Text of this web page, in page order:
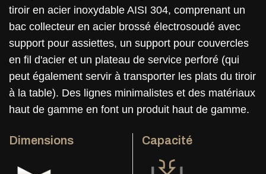
tiroir en acier inoxydable AISI 304, comprenant un
bac collecteur en acier brossé électrosoudé avec
support pour assiettes, un support pour couvercles
en fil d'acier et un plateau de service perforé (qui
peut également servir à transporter les plats du tiroir
à la table). Des lignes minimalistes et des matériaux
haut de gamme en font un produit haut de gamme.
Dimensions Capacité